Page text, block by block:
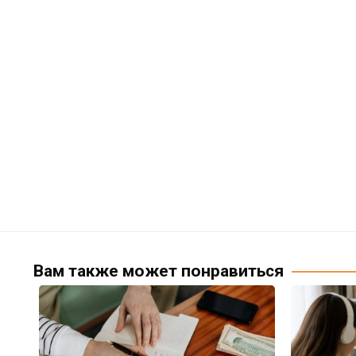
Вам также может понравиться